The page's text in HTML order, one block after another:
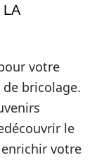
votre
bricolage.
le
votre